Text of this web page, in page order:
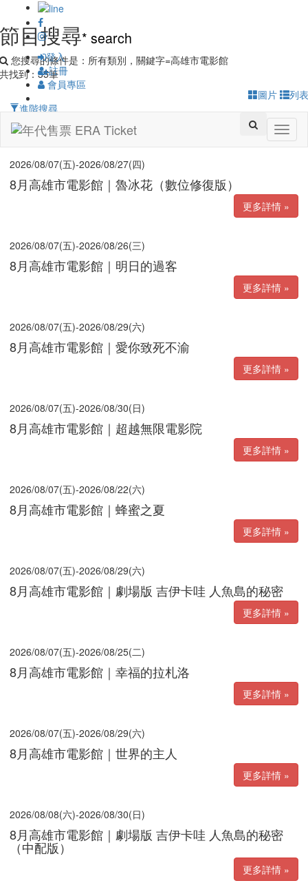
登入
註冊
會員專區
節目搜尋* search
您搜尋的條件是： 所有類別，關鍵字=高雄市電影館
共找到： 35筆
圖片
列表
進階搜尋
2026/08/07(五)-2026/08/27(四)
8月高雄市電影館｜魯冰花（數位修復版）
更多詳情 »
2026/08/07(五)-2026/08/26(三)
8月高雄市電影館｜明日的過客
更多詳情 »
2026/08/07(五)-2026/08/29(六)
8月高雄市電影館｜愛你致死不渝
更多詳情 »
2026/08/07(五)-2026/08/30(日)
8月高雄市電影館｜超越無限電影院
更多詳情 »
2026/08/07(五)-2026/08/22(六)
8月高雄市電影館｜蜂蜜之夏
更多詳情 »
2026/08/07(五)-2026/08/29(六)
8月高雄市電影館｜劇場版 吉伊卡哇 人魚島的秘密
更多詳情 »
2026/08/07(五)-2026/08/25(二)
8月高雄市電影館｜幸福的拉札洛
更多詳情 »
2026/08/07(五)-2026/08/29(六)
8月高雄市電影館｜世界的主人
更多詳情 »
2026/08/08(六)-2026/08/30(日)
8月高雄市電影館｜劇場版 吉伊卡哇 人魚島的秘密
（中配版）
更多詳情 »